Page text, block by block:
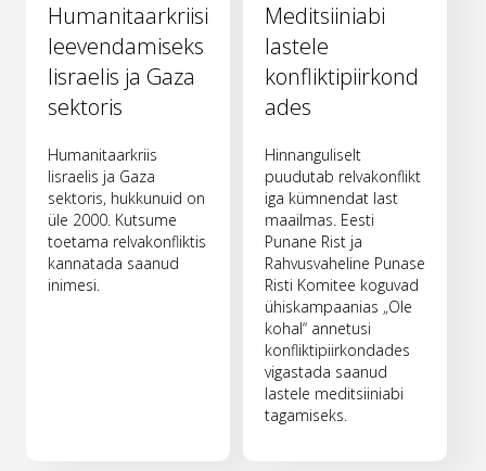
Humanitaarkriisi
leevendamiseks
Iisraelis ja Gaza
sektoris
Humanitaarkriis
Iisraelis ja Gaza
sektoris, hukkunuid on
üle 2000. Kutsume
toetama relvakonfliktis
kannatada saanud
inimesi.
Meditsiiniabi
lastele
konfliktipiirkond
ades
Hinnanguliselt
puudutab relvakonflikt
iga kümnendat last
maailmas. Eesti
Punane Rist ja
Rahvusvaheline Punase
Risti Komitee koguvad
ühiskampaanias „Ole
kohal“ annetusi
konfliktipiirkondades
vigastada saanud
lastele meditsiiniabi
tagamiseks.